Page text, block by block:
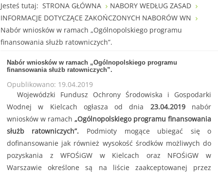
Jesteś tutaj: STRONA GŁÓWNA
NABORY WEDŁUG ZASAD
INFORMACJE DOTYCZĄCE ZAKOŃCZONYCH NABORÓW WN
Nabór wniosków w ramach „Ogólnopolskiego programu
finansowania służb ratowniczych”.
Nabór wniosków w ramach „Ogólnopolskiego programu
finansowania służb ratowniczych”.
Opublikowano: 19.04.2019
Wojewódzki Fundusz Ochrony Środowiska i Gospodarki
Wodnej w Kielcach ogłasza od dnia 23.04.2019nabór
wniosków w ramach„Ogólnopolskiego programu finansowania
służb ratowniczych”. Podmioty mogące ubiegać się o
dofinansowanie jak również wysokość środków możliwych do
pozyskania z WFOŚiGW w Kielcach oraz NFOŚiGW w
Warszawie określone są na liście zaakceptowanej przez